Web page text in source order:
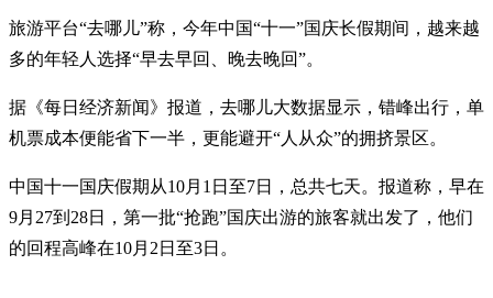
旅游平台“去哪儿”称，今年中国“十一”国庆长假期间，越来越
多的年轻人选择“早去早回、晚去晚回”。
据《每日经济新闻》报道，去哪儿大数据显示，错峰出行，单
机票成本便能省下一半，更能避开“人从众”的拥挤景区。
中国十一国庆假期从10月1日至7日，总共七天。报道称，早在
9月27到28日，第一批“抢跑”国庆出游的旅客就出发了，他们
的回程高峰在10月2日至3日。